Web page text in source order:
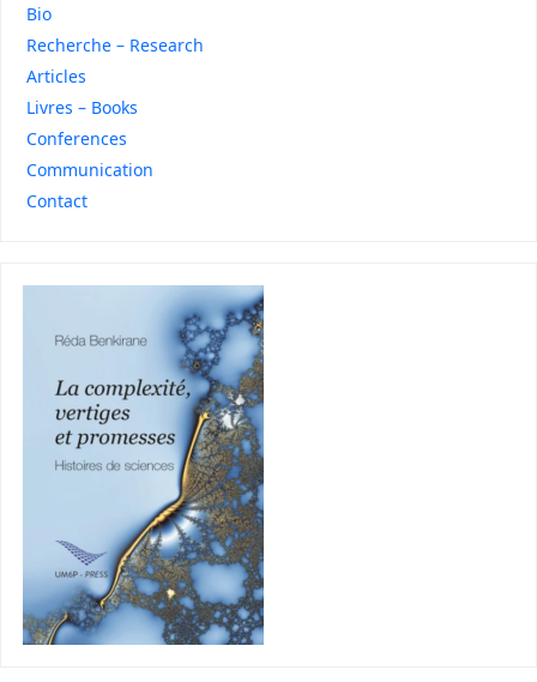
Bio
Recherche – Research
Articles
Livres – Books
Conferences
Communication
Contact